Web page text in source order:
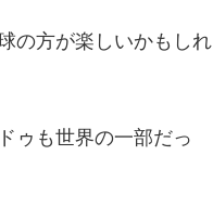
の方が楽しいかもしれ
ゥも世界の一部だっ